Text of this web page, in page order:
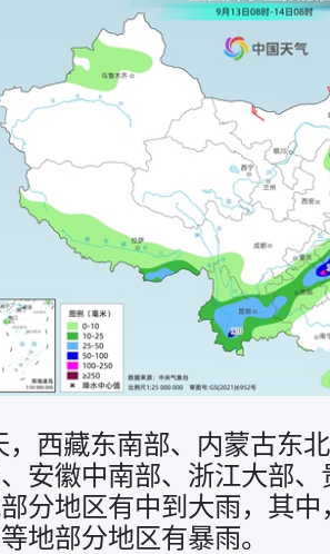
，西藏东南部、内蒙古东
安徽中南部、浙江大部
分地区有中到大雨，其
地部分地区有暴雨。